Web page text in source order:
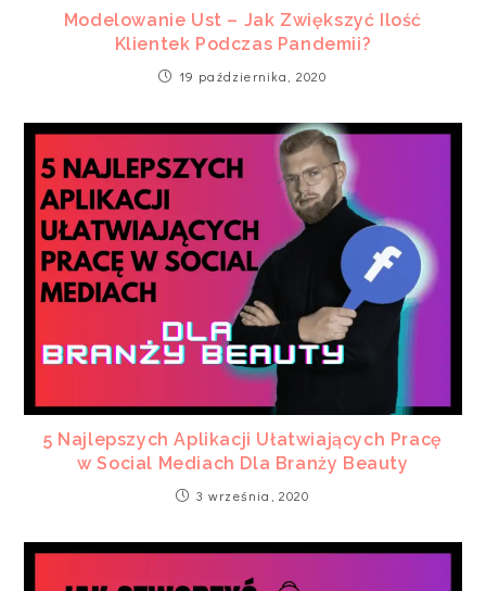
Modelowanie Ust – Jak Zwiększyć Ilość
Klientek Podczas Pandemii?
19 października, 2020
5 Najlepszych Aplikacji Ułatwiających Pracę
w Social Mediach Dla Branży Beauty
3 września, 2020